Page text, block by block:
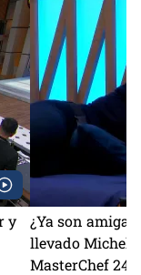
y
¿Ya son
llevado
MasterChef 24/